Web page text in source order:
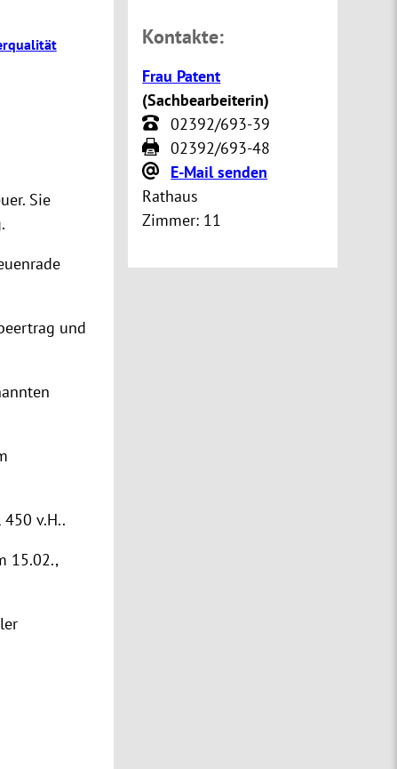
Sie
und
v.H..
15.02.,
Kontakte:
Frau Patent
(Sachbearbeiterin)
02392/693-39
02392/693-48
E-Mail senden
Rathaus
Zimmer: 11